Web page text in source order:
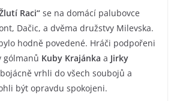
Raci“ se na domácí palubovce
Dačic, a dvěma družstvy Milevska.
hodně povedené. Hráči podpořeni
gólmanů Kuby Krajánka a Jirky
vrhli do všech soubojů a
být opravdu spokojeni.